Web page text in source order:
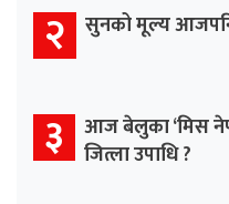
२ सुनको मूल्य आजपनि
३ आज बेलुका ‘मिस
जित्ला उपाधि ?